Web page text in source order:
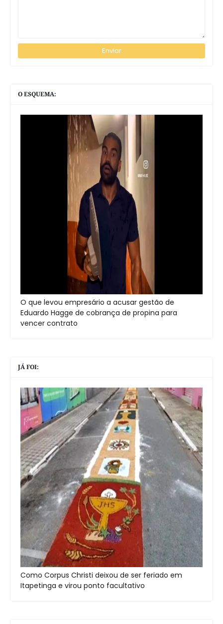
O ESQUEMA:
O que levou empresário a acusar gestão de
Eduardo Hagge de cobrança de propina para
vencer contrato
JÁ FOI:
Como Corpus Christi deixou de ser feriado em
Itapetinga e virou ponto facultativo